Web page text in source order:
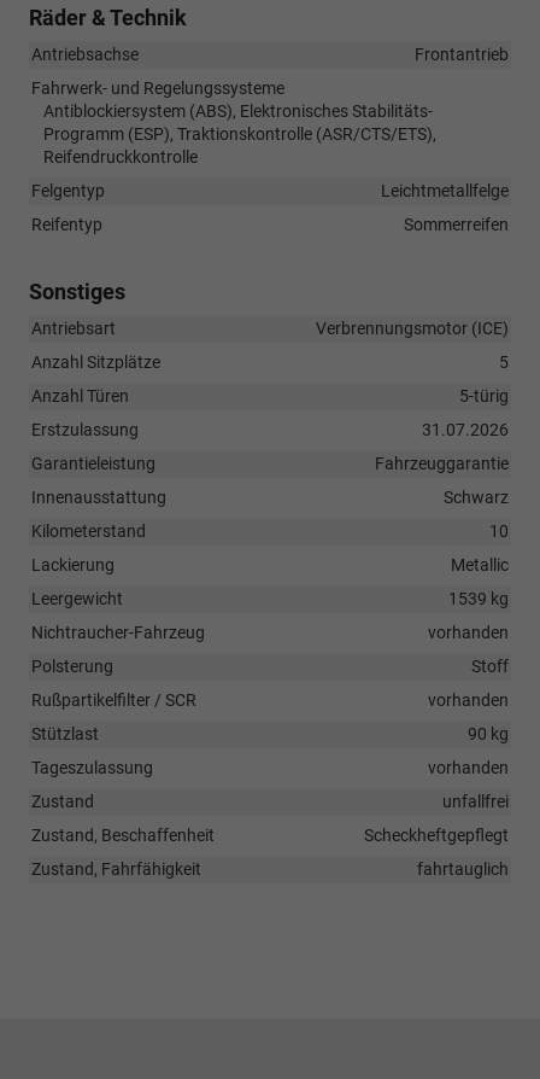
Räder & Technik
Antriebsachse
Frontantrieb
Fahrwerk- und Regelungssysteme
Antiblockiersystem (ABS), Elektronisches Stabilitäts-
Programm (ESP), Traktionskontrolle (ASR/CTS/ETS),
Reifendruckkontrolle
Felgentyp
Leichtmetallfelge
Reifentyp
Sommerreifen
Sonstiges
Antriebsart
Verbrennungsmotor (ICE)
Anzahl Sitzplätze
5
Anzahl Türen
5-türig
Erstzulassung
31.07.2026
Garantieleistung
Fahrzeuggarantie
Innenausstattung
Schwarz
Kilometerstand
10
Lackierung
Metallic
Leergewicht
1539 kg
Nichtraucher-Fahrzeug
vorhanden
Polsterung
Stoff
Rußpartikelfilter / SCR
vorhanden
Stützlast
90 kg
Tageszulassung
vorhanden
Zustand
unfallfrei
Zustand, Beschaffenheit
Scheckheftgepflegt
Zustand, Fahrfähigkeit
fahrtauglich